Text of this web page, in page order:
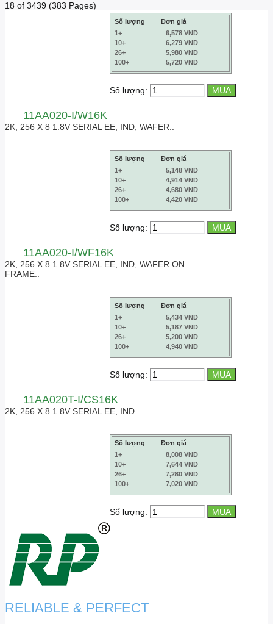
Số lượng
Đơn giá
1+
6,578 VND
10+
6,279 VND
26+
5,980 VND
100+
5,720 VND
Số lượng:
11AA020-I/W16K
2K, 256 X 8 1.8V SERIAL EE, IND, WAFER..
Số lượng
Đơn giá
1+
5,148 VND
10+
4,914 VND
26+
4,680 VND
100+
4,420 VND
Số lượng:
11AA020-I/WF16K
2K, 256 X 8 1.8V SERIAL EE, IND, WAFER ON
FRAME..
Số lượng
Đơn giá
1+
5,434 VND
10+
5,187 VND
26+
5,200 VND
100+
4,940 VND
Số lượng:
11AA020T-I/CS16K
2K, 256 X 8 1.8V SERIAL EE, IND..
Số lượng
Đơn giá
1+
8,008 VND
10+
7,644 VND
26+
7,280 VND
100+
7,020 VND
Số lượng:
18 of 3439 (383 Pages)
RELIABLE & PERFECT